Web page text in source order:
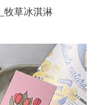
牧草冰淇淋